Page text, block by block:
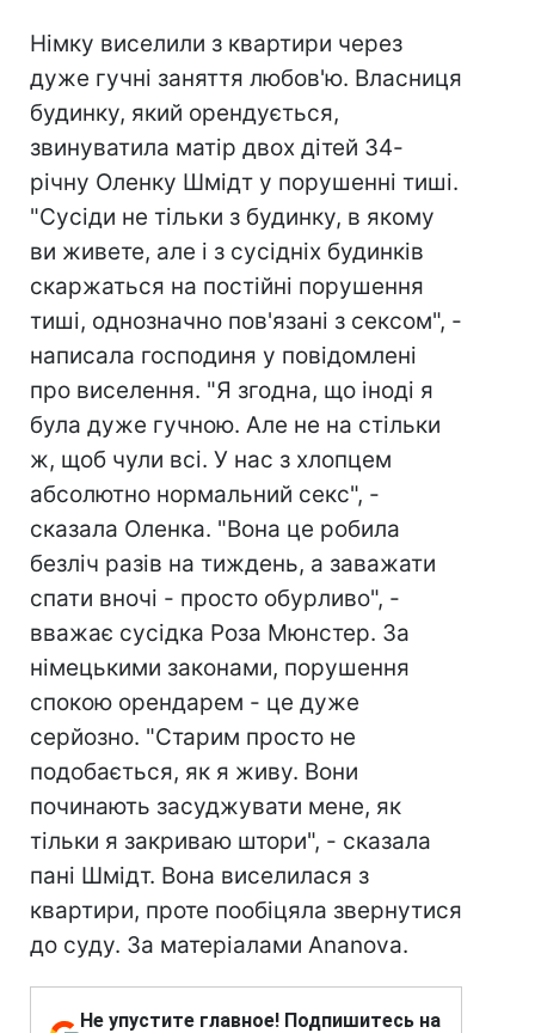
Німку виселили з квартири через
дуже гучні заняття любов'ю. Власниця
будинку, який орендується,
звинуватила матір двох дітей 34-
річну Оленку Шмідт у порушенні тиші.
"Сусіди не тільки з будинку, в якому
ви живете, але і з сусідніх будинків
скаржаться на постійні порушення
тиші, однозначно пов'язані з сексом", -
написала господиня у повідомлені
про виселення. "Я згодна, що іноді я
була дуже гучною. Але не на стільки
ж, щоб чули всі. У нас з хлопцем
абсолютно нормальний секс", -
сказала Оленка. "Вона це робила
безліч разів на тиждень, а заважати
спати вночі - просто обурливо", -
вважає сусідка Роза Мюнстер. За
німецькими законами, порушення
спокою орендарем - це дуже
серйозно. "Старим просто не
подобається, як я живу. Вони
починають засуджувати мене, як
тільки я закриваю штори", - сказала
пані Шмідт. Вона виселилася з
квартири, проте пообіцяла звернутися
до суду. За матеріалами Ananova.
Не упустите главное! Подпишитесь на